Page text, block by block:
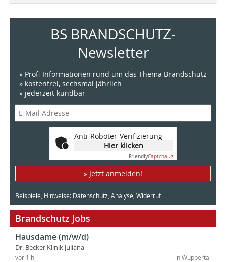
BS BRANDSCHUTZ-
Newsletter
» Profi-Informationen rund um das Thema Brandschutz
» kostenfrei, sechsmal jährlich
» jederzeit kündbar
Anti-Roboter-Verifizierung
Hier klicken
FriendlyCaptcha ⇗
» Jetzt anmelden!
Beispiele, Hinweise: Datenschutz, Analyse, Widerruf
Brandschutz Jobs
Hausdame (m/w/d)
Dr. Becker Klinik Juliana
in Wuppertal
vor 1 h